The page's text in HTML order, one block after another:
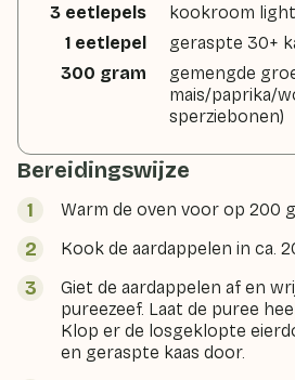
3 eetlepels
kookroom light
1 eetlepel
geraspte 30+
300 gram
gemengde
mais/paprika/
sperziebonen)
Bereidingswijze
Warm de oven voor op 200
Kook de aardappelen in ca.
Giet de aardappelen af en
pureezeef. Laat de puree
Klop er de losgeklopte
en geraspte kaas door.